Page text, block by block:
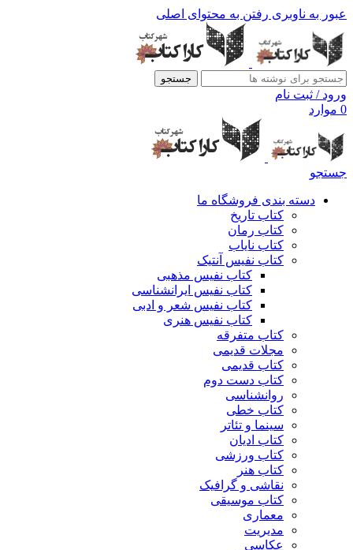
عبور به ناوبری رفتن به محتوای اصلی
جستجو
ورود / ثبت نام
0 موارد
جستجو
دسته بندی فروشگاه ما
کتاب تاریخ
کتاب رمان
کتاب نایاب
کتاب نفیس آنتیک
کتاب نفیس مذهبی
کتاب نفیس ایرانشناسی
کتاب نفیس شعر و ادبی
کتاب نفیس هنری
کتاب متفرقه
مجلات قدیمی
کتاب قدیمی
کتاب دست دوم
روانشناسی
کتاب خطی
سینما و تئاتر
کتاب ادیان
کتاب ورزشی
کتاب هنر
نقاشی و گرافیک
کتاب موسیقی
معماری
مدیریت
عکاسی